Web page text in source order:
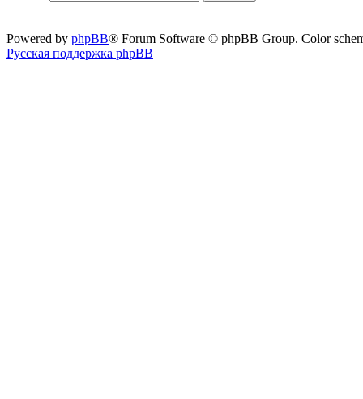
Powered by phpBB® Forum Software © phpBB Group. Color
Русская поддержка phpBB